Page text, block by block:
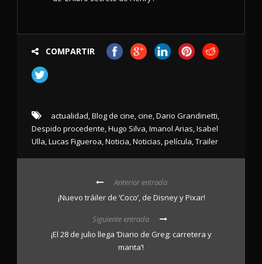
COMPARTIR
actualidad,Blog de cine,cine,Dario Grandinetti,
Despido procedente,Hugo Silva,Imanol Arias,Isabel
Ulla,Lucas Figueroa,Noticia,Noticias,película,Trailer
Anterior entrada
¡Nuevo tráiler de ‘Coco’, de Disney y Pixar!
Siguiente entrada
¡El 28 de julio llega ‘Diario de Greg: carretera y
manta’!